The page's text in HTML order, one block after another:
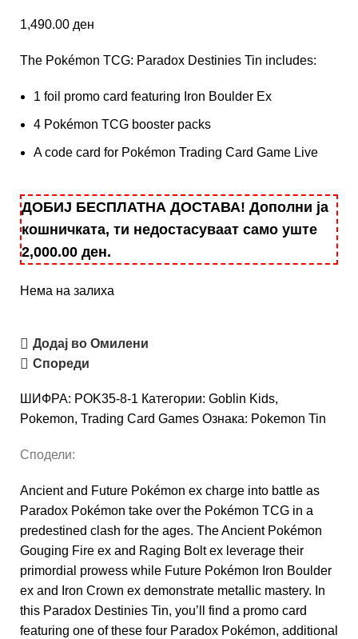
1,490.00 ден
The Pokémon TCG: Paradox Destinies Tin includes:
1 foil promo card featuring Iron Boulder Ex
4 Pokémon TCG booster packs
A code card for Pokémon Trading Card Game Live
ДОБИЈ БЕСПЛАТНА ДОСТАВА! Дополни ја
кошничката, ти недостасуваат само уште
2,000.00 ден.
Нема на залиха
Додај во Омилени
Спореди
ШИФРА: POK35-8-1 Категории: Goblin Kids,
Pokemon, Trading Card Games Ознака: Pokemon Tin
Сподели:
Ancient and Future Pokémon ex charge into battle as
Paradox Pokémon take over the Pokémon TCG in a
predestined clash for the ages. The Ancient Pokémon
Gouging Fire ex and Raging Bolt ex leverage their
primordial prowess while Future Pokémon Iron Boulder
ex and Iron Crown ex demonstrate metallic mastery. In
this Paradox Destinies Tin, you’ll find a promo card
featuring one of these four Paradox Pokémon, additional